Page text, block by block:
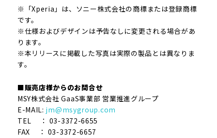
※「Xperia」は、ソニー株式会社の商標または登録商標
です。
※仕様およびデザインは予告なしに変更される場合があ
ります。
※本リリースに掲載した写真は実際の製品とは異なりま
す。
■販売店様からのお問合せ
MSY株式会社 GaaS事業部 営業推進グループ
E-MAIL: jm@msygroup.com
TEL ： 03-3372-6655
FAX ： 03-3372-6657